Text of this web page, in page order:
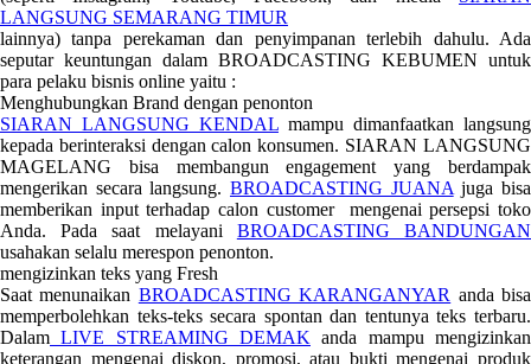
LANGSUNG SEMARANG TIMUR
lainnya) tanpa perekaman dan penyimpanan terlebih dahulu. Ada
seputar keuntungan dalam BROADCASTING KEBUMEN untuk
para pelaku bisnis online yaitu :
Menghubungkan Brand dengan penonton
SIARAN LANGSUNG KENDAL mampu dimanfaatkan langsung
kepada berinteraksi dengan calon konsumen. SIARAN LANGSUNG
MAGELANG bisa membangun engagement yang berdampak
mengerikan secara langsung. BROADCASTING JUANA juga bisa
memberikan input terhadap calon customer mengenai persepsi toko
Anda. Pada saat melayani BROADCASTING BANDUNGAN
usahakan selalu merespon penonton.
mengizinkan teks yang Fresh
Saat menunaikan BROADCASTING KARANGANYAR anda bisa
memperbolehkan teks-teks secara spontan dan tentunya teks terbaru.
Dalam LIVE STREAMING DEMAK anda mampu mengizinkan
keterangan mengenai diskon, promosi, atau bukti mengenai produk